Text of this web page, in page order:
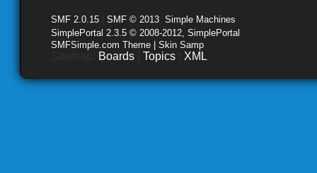
SMF 2.0.15 SMF © 2013 Simple Machines
SimplePortal 2.3.5 © 2008-2012, SimplePortal
SMFSimple.com Theme | Skin Samp
Boards Topics XML